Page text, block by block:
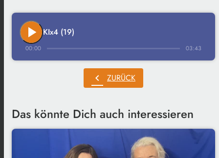
play_arrow KIx4 (19)
00:00 03:43
chevron_left ZURÜCK
Das könnte Dich auch interessieren